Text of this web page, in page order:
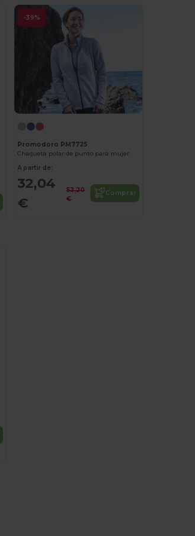
-39%
Promodoro PM7725
Chaqueta polar de punto para mujer
A partir de:
32,04
€
52,20
€
Comprar